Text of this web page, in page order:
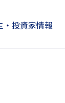
ーション
・投資家情報